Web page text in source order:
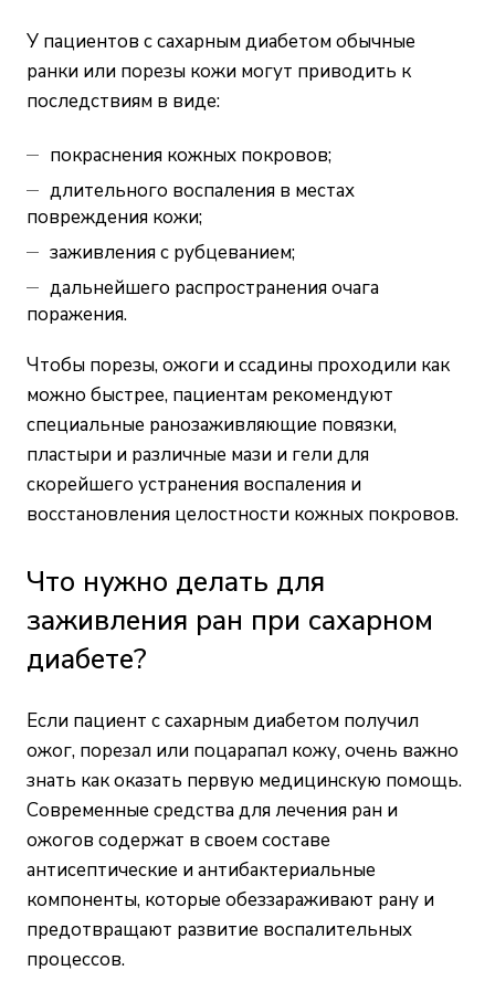
У пациентов с сахарным диабетом обычные
ранки или порезы кожи могут приводить к
последствиям в виде:
покраснения кожных покровов;
длительного воспаления в местах
повреждения кожи;
заживления с рубцеванием;
дальнейшего распространения очага
поражения.
Чтобы порезы, ожоги и ссадины проходили как
можно быстрее, пациентам рекомендуют
специальные ранозаживляющие повязки,
пластыри и различные мази и гели для
скорейшего устранения воспаления и
восстановления целостности кожных покровов.
Что нужно делать для
заживления ран при сахарном
диабете?
Если пациент с сахарным диабетом получил
ожог, порезал или поцарапал кожу, очень важно
знать как оказать первую медицинскую помощь.
Современные средства для лечения ран и
ожогов содержат в своем составе
антисептические и антибактериальные
компоненты, которые обеззараживают рану и
предотвращают развитие воспалительных
процессов.